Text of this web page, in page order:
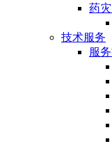
药
技术服务
服